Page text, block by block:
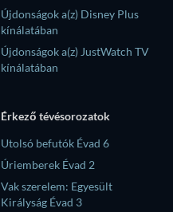
Újdonságok a(z) Disney Plus
kínálatában
Újdonságok a(z) JustWatch TV
kínálatában
Érkező tévésorozatok
Utolsó befutók Évad 6
Úriemberek Évad 2
Vak szerelem: Egyesült
Királyság Évad 3